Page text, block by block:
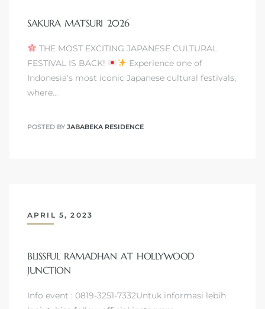
SAKURA MATSURI 2026
THE MOST EXCITING JAPANESE CULTURAL
FESTIVAL IS BACK!
Experience one of
Indonesia's most iconic Japanese cultural festivals,
where…
POSTED BY JABABEKA RESIDENCE
APRIL 5, 2023
BLISSFUL RAMADHAN AT HOLLYWOOD
JUNCTION
Info event : 0819-3251-7332Untuk informasi lebih